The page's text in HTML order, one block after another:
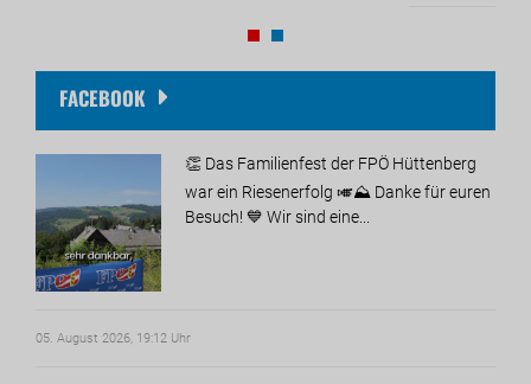
FACEBOOK
👏 Das Familienfest der FPÖ Hüttenberg
war ein Riesenerfolg 🎺⛰️ Danke für euren
Besuch! 💙 Wir sind eine...
05. August 2026, 19:12 Uhr